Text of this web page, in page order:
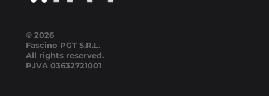
© 2026
Fascino PGT S.R.L.
All rights reserved.
P.IVA 03632721001